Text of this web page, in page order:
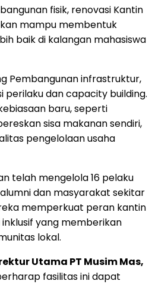
fisik, renovasi Kantin
mampu membentuk
baik di kalangan mahasiswa
Pembangunan infrastruktur,
dan capacity building.
baru, seperti
sisa makanan sendiri,
pengelolaan usaha
telah mengelola 16 pelaku
dan masyarakat sekitar
memperkuat peran kantin
yang memberikan
lokal.
Utama PT Musim Mas,
fasilitas ini dapat